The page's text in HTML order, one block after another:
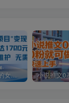
外面收费1680的女粉项目变现，单人单日收益可达1.7k，全自动成交无需维护